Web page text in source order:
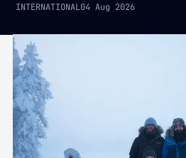
INTERNATIONAL04 Aug 2026